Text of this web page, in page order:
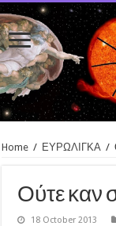
Home / ΕΥΡΩΛΙΓΚΑ /
Ούτε καν
18 October 2013